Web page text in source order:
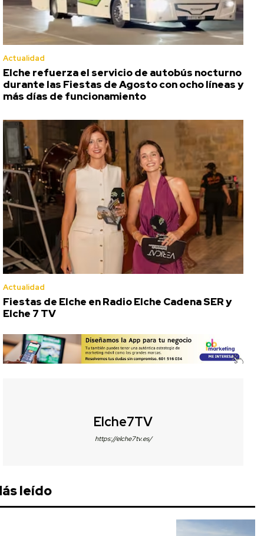
Actualidad
Elche refuerza el servicio de autobús nocturno
durante las Fiestas de Agosto con ocho líneas y
más días de funcionamiento
Actualidad
Fiestas de Elche en Radio Elche Cadena SER y
Elche 7 TV
Elche7TV
https://elche7tv.es/
leído